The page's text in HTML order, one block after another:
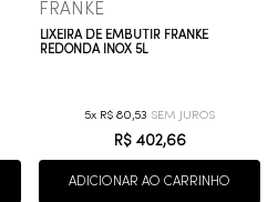
FRANKE
LIXEIRA DE EMBUTIR FRANKE
REDONDA INOX 5L
5 R$ 80,53
R$ 402,66
ADICIONAR AO CARRINHO